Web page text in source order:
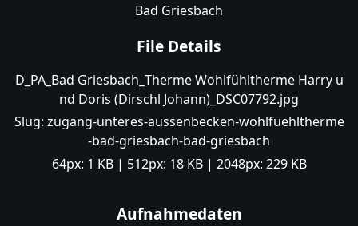
Bad Griesbach
File Details
D_PA_Bad Griesbach_Therme Wohlfühltherme Harry u
nd Doris (Dirschl Johann)_DSC07792.jpg
Slug: zugang-unteres-aussenbecken-wohlfuehltherme
-bad-griesbach-bad-griesbach
64px: 1 KB| 512px: 18 KB| 2048px: 229 KB
Aufnahmedaten